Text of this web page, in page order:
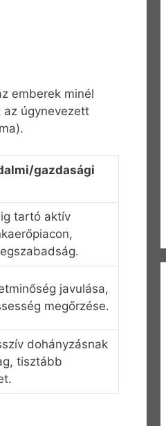
emberek minél
úgynevezett
gazdasági
tartó aktív
javulása,
megőrzése.
dohányzásnak
tisztább